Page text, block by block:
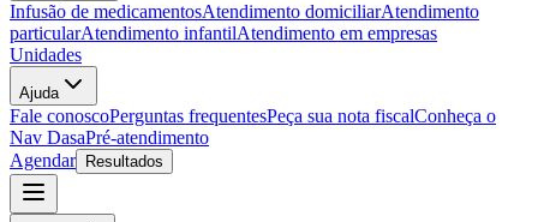
Infusão de medicamentosAtendimento domiciliarAtendimento
particularAtendimento infantilAtendimento em empresas
Unidades
Ajuda
Fale conoscoPerguntas frequentesPeça sua nota fiscalConheça o
Nav DasaPré-atendimento
Agendar
Resultados